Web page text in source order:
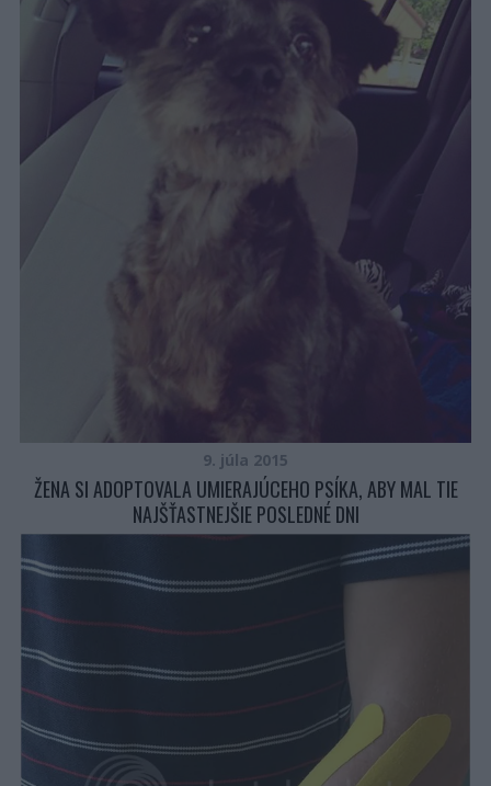
9. júla 2015
ŽENA SI ADOPTOVALA UMIERAJÚCEHO PSÍKA, ABY MAL TIE
NAJŠŤASTNEJŠIE POSLEDNÉ DNI